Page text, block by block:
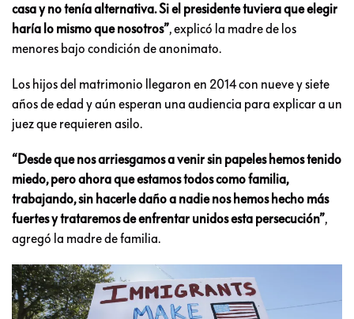
casa y no tenía alternativa. Si el presidente tuviera que elegir
haría lo mismo que nosotros”, explicó la madre de los
menores bajo condición de anonimato.
Los hijos del matrimonio llegaron en 2014 con nueve y siete
años de edad y aún esperan una audiencia para explicar a un
juez que requieren asilo.
“Desde que nos arriesgamos a venir sin papeles hemos tenido
miedo, pero ahora que estamos todos como familia,
trabajando, sin hacerle daño a nadie nos hemos hecho más
fuertes y trataremos de enfrentar unidos esta persecución”,
agregó la madre de familia.